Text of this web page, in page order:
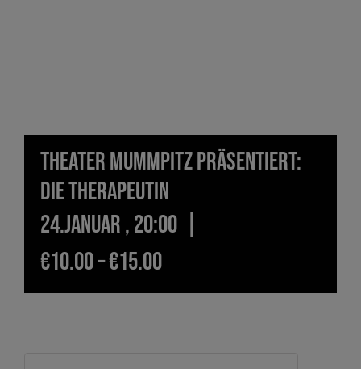
Theater Mummpitz präsentiert:
Die Therapeutin
24.Januar , 20:00
€10.00 – €15.00